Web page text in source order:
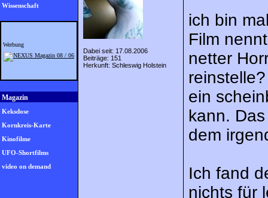
Wissenschaft
Werbung
Magazin
Keksdose
Kornkreis-Karte
Kinofilme
UFO-Shortfilms
video on demand
Dabei seit: 17.08.2006
Beiträge: 151
Herkunft: Schleswig Holstein
ich bin
Film
netter
ein
kann.
dem
Ich fand
nichts für